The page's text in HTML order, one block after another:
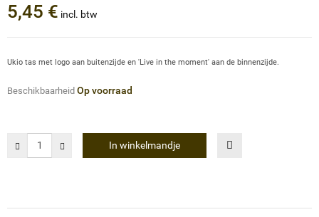
5,45 € incl. btw
Ukio tas met logo aan buitenzijde en 'Live in the moment' aan de binnenzijde.
Beschikbaarheid Op voorraad
In winkelmandje